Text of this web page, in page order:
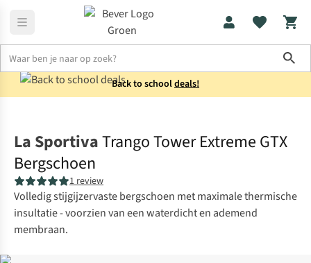
Back to schooldeals!
La SportivaTrango Tower Extreme GTX
Bergschoen
1 review
Volledig stijgijzervaste bergschoen met maximale thermische
insultatie - voorzien van een waterdicht en ademend
membraan.